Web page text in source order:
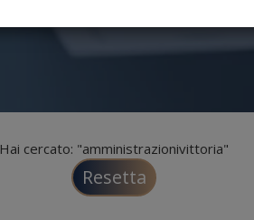
Hai cercato: "amministrazionivittoria"
Resetta